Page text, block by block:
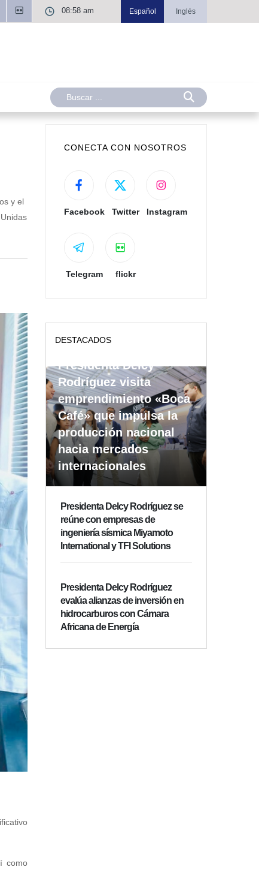
08:58 am Español Inglés
y el
como
CONECTA CON NOSOTROS
Facebook Twitter Instagram
Telegram flickr
DESTACADOS
Presidenta Delcy
Rodríguez visita
emprendimiento «Boca
Café» que impulsa la
producción nacional
hacia mercados
internacionales
Presidenta Delcy Rodríguez se
reúne con empresas de
ingeniería sísmica Miyamoto
International y TFI Solutions
Presidenta Delcy Rodríguez
evalúa alianzas de inversión en
hidrocarburos con Cámara
Africana de Energía